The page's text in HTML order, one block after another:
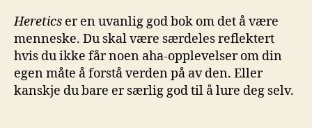
Heretics er en uvanlig god bok om det å være
menneske. Du skal være særdeles reflektert
hvis du ikke får noen aha-opplevelser om din
egen måte å forstå verden på av den. Eller
kanskje du bare er særlig god til å lure deg selv.